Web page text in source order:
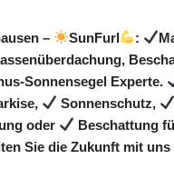
– SunFurl :
Sonnensegel Experte.
Sonnenschutz,
oder
Beschattung
Sie die Zukunft mit